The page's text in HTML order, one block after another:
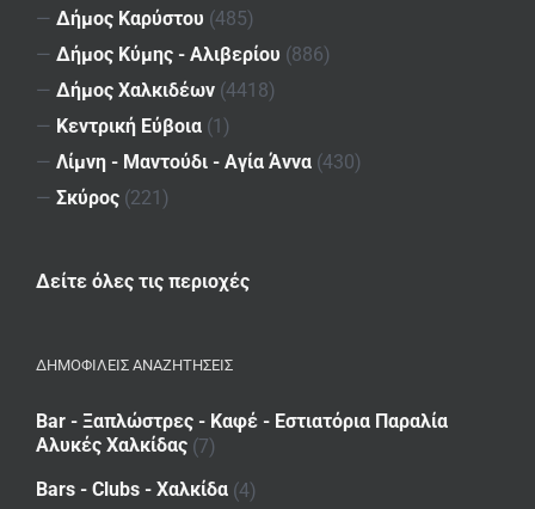
— Δήμος Καρύστου (485)
— Δήμος Κύμης - Αλιβερίου (886)
— Δήμος Χαλκιδέων (4418)
— Κεντρική Εύβοια (1)
— Λίμνη - Μαντούδι - Αγία Άννα (430)
— Σκύρος (221)
Δείτε όλες τις περιοχές
ΔΗΜΟΦΙΛΕΙΣ ΑΝΑΖΗΤΗΣΕΙΣ
Bar - Ξαπλώστρες - Καφέ - Εστιατόρια Παραλία
Αλυκές Χαλκίδας (7)
Bars - Clubs - Χαλκίδα (4)